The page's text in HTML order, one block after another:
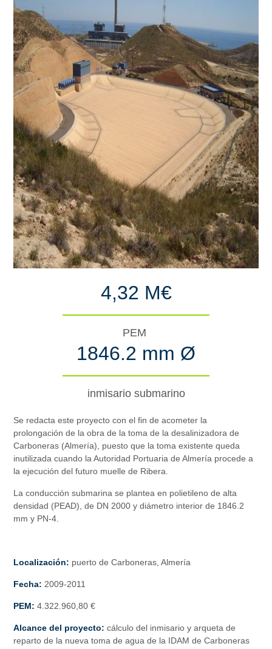
4,32 M€
PEM
1846.2 mm Ø
inmisario submarino
Se redacta este proyecto con el fin de acometer la
prolongación de la obra de la toma de la desalinizadora de
Carboneras (Almería), puesto que la toma existente queda
inutilizada cuando la Autoridad Portuaria de Almería procede a
la ejecución del futuro muelle de Ribera.
La conducción submarina se plantea en polietileno de alta
densidad (PEAD), de DN 2000 y diámetro interior de 1846.2
mm y PN-4.
Localización: puerto de Carboneras, Almería
Fecha: 2009-2011
PEM: 4.322.960,80 €
Alcance del proyecto: cálculo del inmisario y arqueta de
reparto de la nueva toma de agua de la IDAM de Carboneras